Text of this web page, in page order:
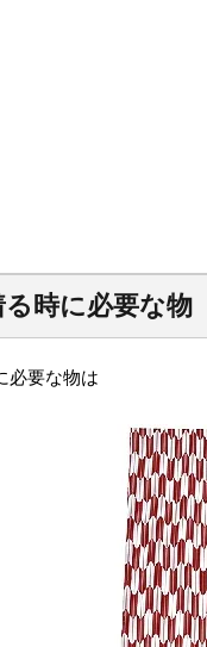
時に必要な物
必要な物は